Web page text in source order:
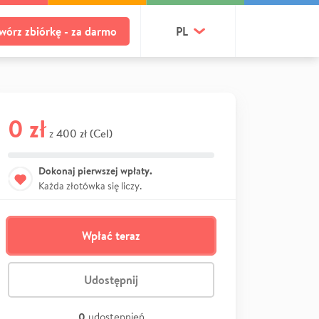
zbiórkę - za darmo PL
0 zł z 400 zł (Cel)
Dokonaj pierwszej wpłaty.
Każda złotówka się liczy.
Wpłać teraz
Udostępnij